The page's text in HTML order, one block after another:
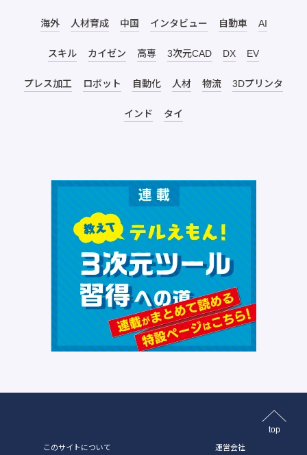
海外 人材育成 中国 インタビュー 自動車 AI
スキル カイゼン 高専 3次元CAD DX EV
プレス加工 ロボット 自動化 人材 物流 3Dプリンタ
インド タイ
top
このサイトについて 運営会社